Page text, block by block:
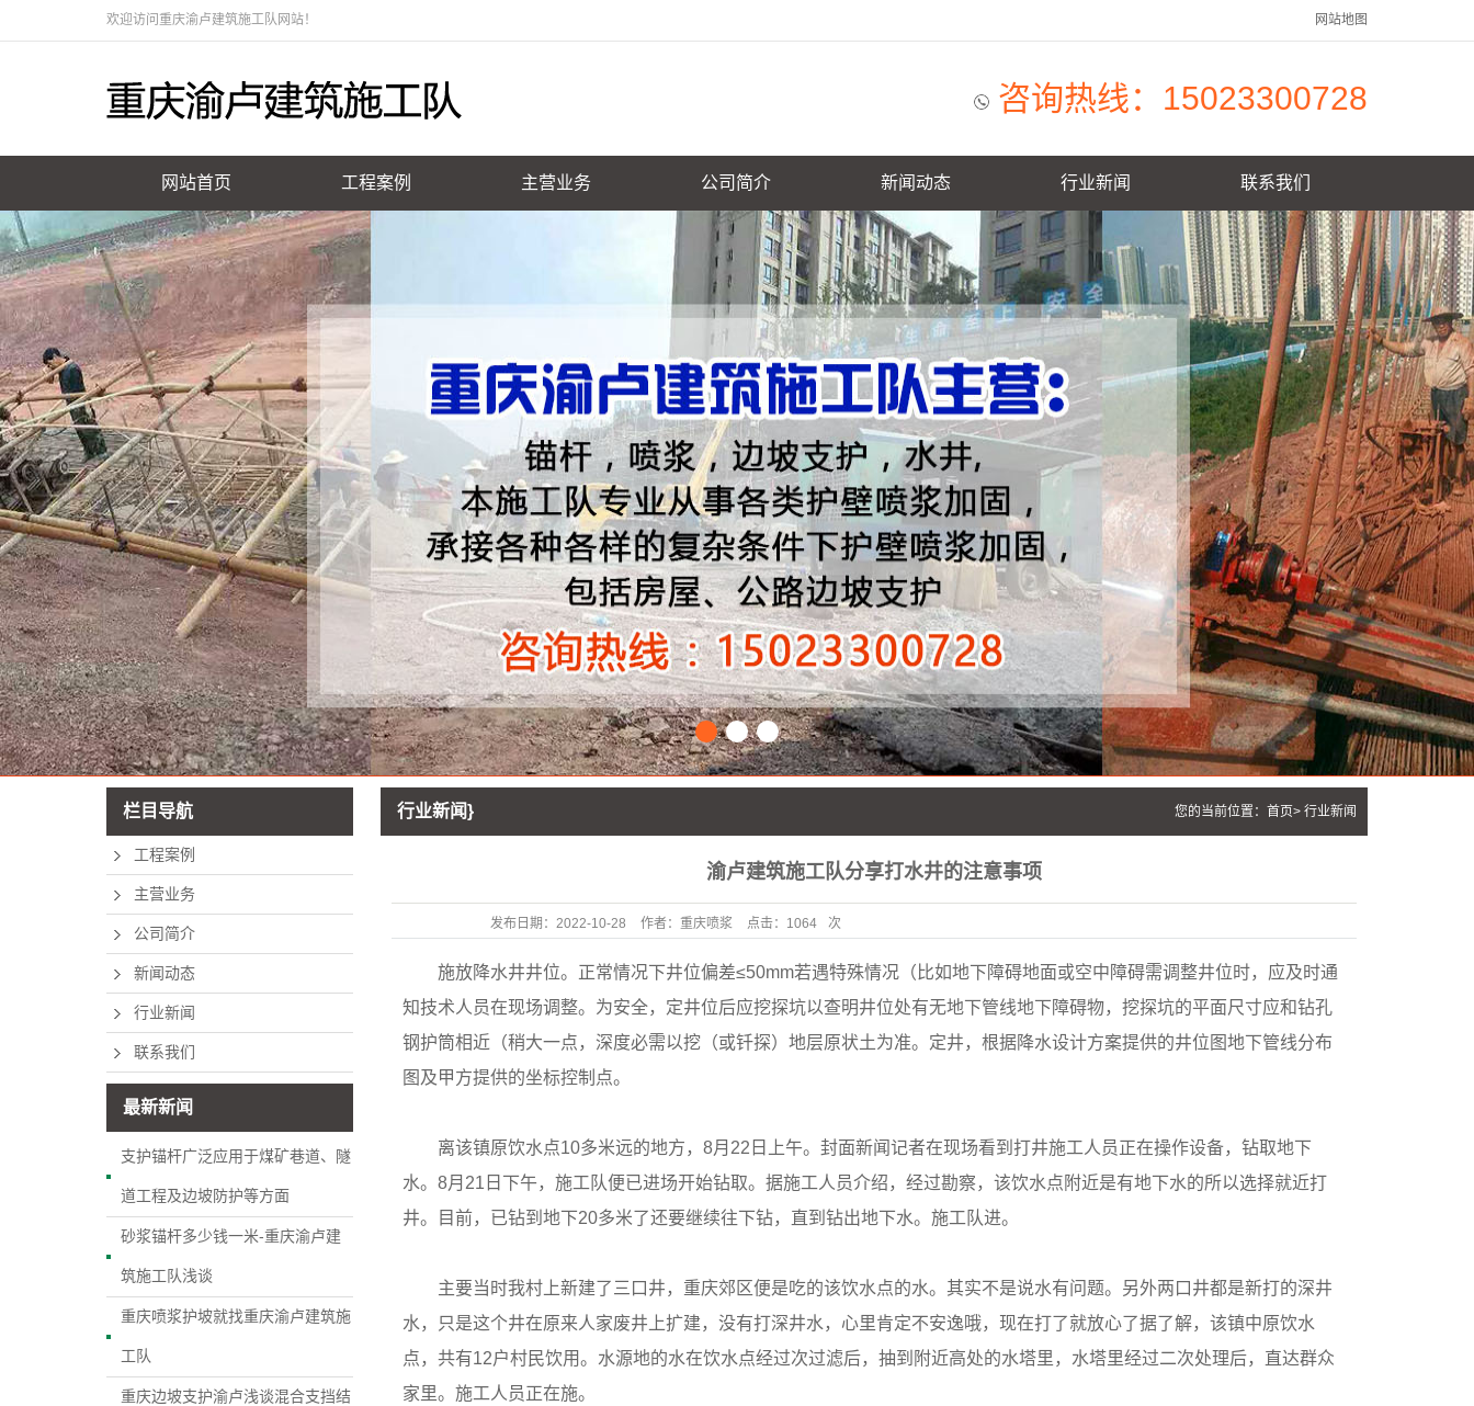
欢迎访问重庆渝卢建筑施工队网站！ 网站地图
咨询热线：15023300728
网站首页 工程案例 主营业务 公司简介 新闻动态 行业新闻 联系我们
1 2 3
栏目导航
工程案例
主营业务
公司简介
新闻动态
行业新闻
联系我们
最新新闻
支护锚杆广泛应用于煤矿巷道、隧
道工程及边坡防护等方面
砂浆锚杆多少钱一米-重庆渝卢建
筑施工队浅谈
重庆喷浆护坡就找重庆渝卢建筑施
工队
重庆边坡支护渝卢浅谈混合支挡结
行业新闻} 您的当前位置： 首页> 行业新闻
渝卢建筑施工队分享打水井的注意事项
发布日期： 2022-10-28 作者： 重庆喷浆 点击： 1064 次
施放降水井井位。正常情况下井位偏差≤50mm若遇特殊情况（比如地下障碍地面或空中障碍需调整井位时，应及时通
知技术人员在现场调整。为安全，定井位后应挖探坑以查明井位处有无地下管线地下障碍物，挖探坑的平面尺寸应和钻孔
钢护筒相近（稍大一点，深度必需以挖（或钎探）地层原状土为准。定井，根据降水设计方案提供的井位图地下管线分布
图及甲方提供的坐标控制点。
离该镇原饮水点10多米远的地方，8月22日上午。封面新闻记者在现场看到打井施工人员正在操作设备，钻取地下
水。8月21日下午，施工队便已进场开始钻取。据施工人员介绍，经过勘察，该饮水点附近是有地下水的所以选择就近打
井。目前，已钻到地下20多米了还要继续往下钻，直到钻出地下水。施工队进。
主要当时我村上新建了三口井，重庆郊区便是吃的该饮水点的水。其实不是说水有问题。另外两口井都是新打的深井
水，只是这个井在原来人家废井上扩建，没有打深井水，心里肯定不安逸哦，现在打了就放心了据了解，该镇中原饮水
点，共有12户村民饮用。水源地的水在饮水点经过次过滤后，抽到附近高处的水塔里，水塔里经过二次处理后，直达群众
家里。施工人员正在施。